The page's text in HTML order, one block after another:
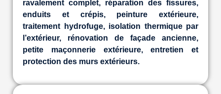
ravalement complet, réparation des fissures,
enduits et crépis, peinture extérieure,
traitement hydrofuge, isolation thermique par
l’extérieur, rénovation de façade ancienne,
petite maçonnerie extérieure, entretien et
protection des murs extérieurs.